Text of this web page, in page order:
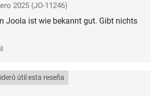
2025 (JO-11246)
Joola ist wie bekannt gut. Gibt nichts
útil esta reseña